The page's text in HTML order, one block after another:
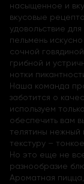
насыщенное и
вкусовые
удовольствие
пельмень
сочной
грибной и
нотки
Наша команда
заботится о
используем
обеспечить вам
телятины
текстуру –
Но это еще не
разнообразие
Ароматная